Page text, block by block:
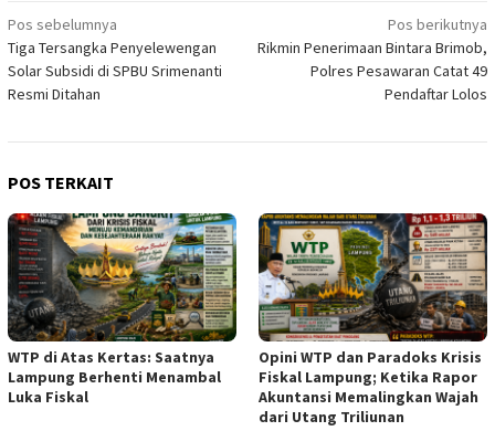
Navigasi
pos
Pos sebelumnya
Tiga Tersangka Penyelewengan
Solar Subsidi di SPBU Srimenanti
Resmi Ditahan
Pos berikutnya
Rikmin Penerimaan Bintara Brimob,
Polres Pesawaran Catat 49
Pendaftar Lolos
POS TERKAIT
WTP di Atas Kertas: Saatnya
Lampung Berhenti Menambal
Luka Fiskal
Opini WTP dan Paradoks Krisis
Fiskal Lampung; Ketika Rapor
Akuntansi Memalingkan Wajah
dari Utang Triliunan